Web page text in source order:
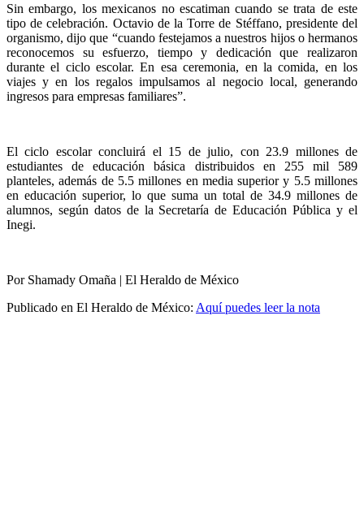
Sin embargo, los mexicanos no escatiman cuando se trata de este
tipo de celebración. Octavio de la Torre de Stéffano, presidente del
organismo, dijo que “cuando festejamos a nuestros hijos o hermanos
reconocemos su esfuerzo, tiempo y dedicación que realizaron
durante el ciclo escolar. En esa ceremonia, en la comida, en los
viajes y en los regalos impulsamos al negocio local, generando
ingresos para empresas familiares”.
El ciclo escolar concluirá el 15 de julio, con 23.9 millones de
estudiantes de educación básica distribuidos en 255 mil 589
planteles, además de 5.5 millones en media superior y 5.5 millones
en educación superior, lo que suma un total de 34.9 millones de
alumnos, según datos de la Secretaría de Educación Pública y el
Inegi.
Por Shamady Omaña | El Heraldo de México
Publicado en El Heraldo de México: Aquí puedes leer la nota